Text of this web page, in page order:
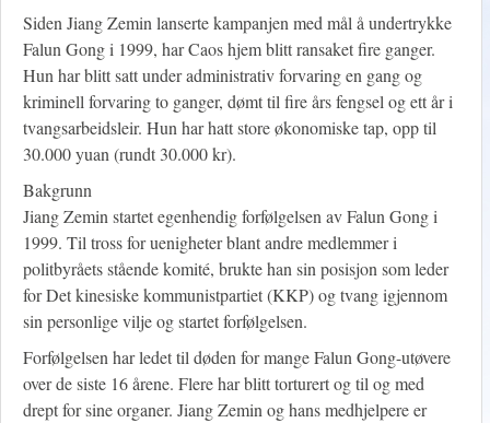
Siden Jiang Zemin lanserte kampanjen med mål å undertrykke
Falun Gong i 1999, har Caos hjem blitt ransaket fire ganger.
Hun har blitt satt under administrativ forvaring en gang og
kriminell forvaring to ganger, dømt til fire års fengsel og ett år i
tvangsarbeidsleir. Hun har hatt store økonomiske tap, opp til
30.000 yuan (rundt 30.000 kr).
Bakgrunn
Jiang Zemin startet egenhendig forfølgelsen av Falun Gong i
1999. Til tross for uenigheter blant andre medlemmer i
politbyråets stående komité, brukte han sin posisjon som leder
for Det kinesiske kommunistpartiet (KKP) og tvang igjennom
sin personlige vilje og startet forfølgelsen.
Forfølgelsen har ledet til døden for mange Falun Gong-utøvere
over de siste 16 årene. Flere har blitt torturert og til og med
drept for sine organer. Jiang Zemin og hans medhjelpere er